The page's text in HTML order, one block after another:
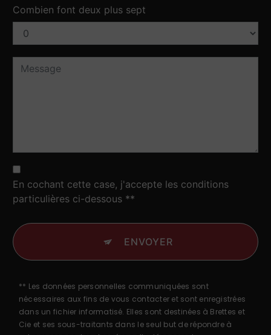
Combien font deux plus sept
En cochant cette case, j'accepte les conditions
particulières ci-dessous **
ENVOYER
** Les données personnelles communiquées sont
nécessaires aux fins de vous contacter et sont enregistrées
dans un fichier informatisé. Elles sont destinées à Brettes et
Cie et ses sous-traitants dans le seul but de répondre à